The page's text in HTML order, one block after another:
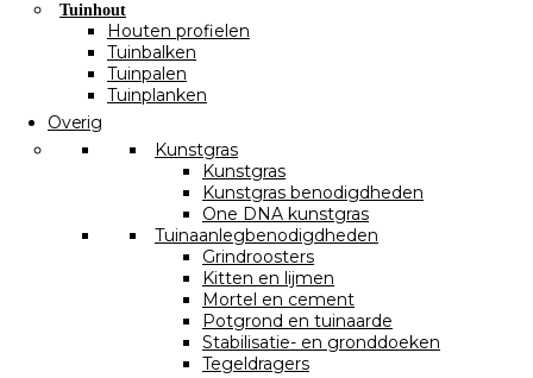
Tuinhout
Houten profielen
Tuinbalken
Tuinpalen
Tuinplanken
Overig
Kunstgras
Kunstgras
Kunstgras benodigdheden
One DNA kunstgras
Tuinaanlegbenodigdheden
Grindroosters
Kitten en lijmen
Mortel en cement
Potgrond en tuinaarde
Stabilisatie- en gronddoeken
Tegeldragers